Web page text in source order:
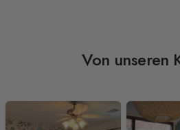
Von unseren